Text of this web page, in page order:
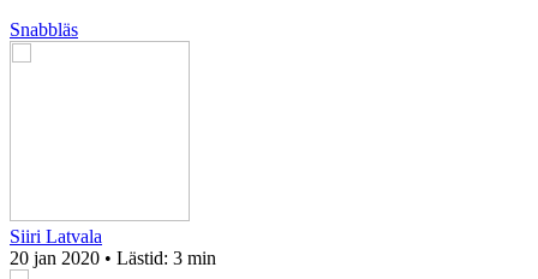
Snabbläs
Siiri Latvala
20 jan 2020 • Lästid: 3 min